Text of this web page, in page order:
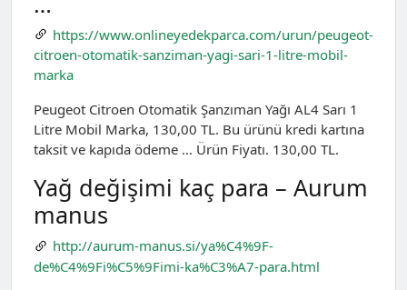
https://www.onlineyedekparca.com/urun/peugeot-
citroen-otomatik-sanziman-yagi-sari-1-litre-mobil-
marka
Peugeot Citroen Otomatik Şanzıman Yağı AL4 Sarı 1
Litre Mobil Marka, 130,00 TL. Bu ürünü kredi kartına
taksit ve kapıda ödeme … Ürün Fiyatı. 130,00 TL.
Yağ değişimi kaç para – Aurum
manus
http://aurum-manus.si/ya%C4%9F-
de%C4%9Fi%C5%9Fimi-ka%C3%A7-para.html